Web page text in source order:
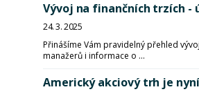
Vývoj na finančních trzích -
24. 3. 2025
Přinášíme Vám pravidelný přehled
manažerů i informace o ...
Americký akciový trh je